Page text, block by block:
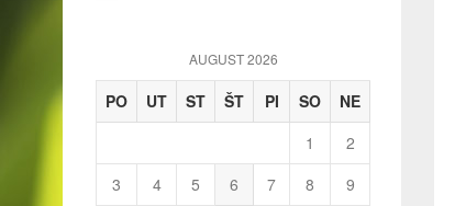
AUGUST 2026
PO UT ST ŠT PI SO
NE
1
2
3
4 5 6 7 8
9